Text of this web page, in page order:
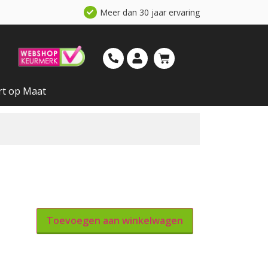
Meer dan 30 jaar ervaring
op Maat
Toevoegen aan winkelwagen